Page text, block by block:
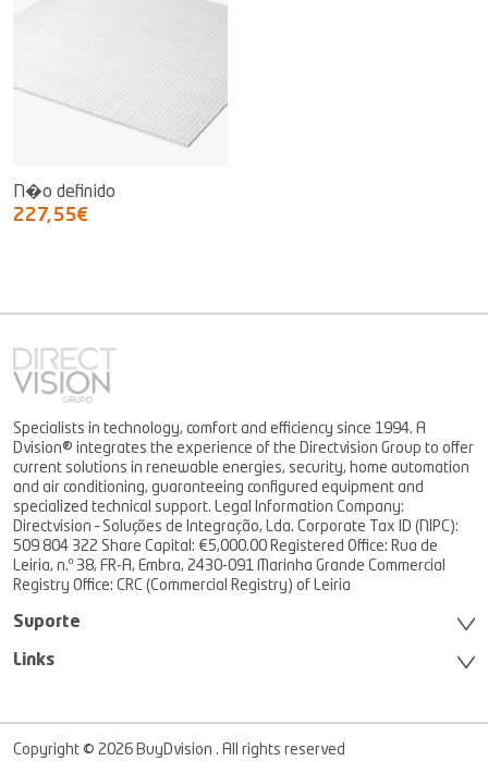
N�o definido
227,55€
Specialists in technology, comfort and efficiency since 1994. A
Dvision® integrates the experience of the Directvision Group to offer
current solutions in renewable energies, security, home automation
and air conditioning, guaranteeing configured equipment and
specialized technical support. Legal Information Company:
Directvision – Soluções de Integração, Lda. Corporate Tax ID (NIPC):
509 804 322 Share Capital: €5,000.00 Registered Office: Rua de
Leiria, n.º 38, FR-A, Embra, 2430-091 Marinha Grande Commercial
Registry Office: CRC (Commercial Registry) of Leiria
Suporte
Links
Copyright © 2026 BuyDvision . All rights reserved